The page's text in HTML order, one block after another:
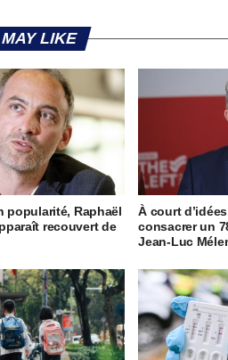
LIKE
popularité, Raphaël
recouvert de
À court
consacrer un
Jean-Luc